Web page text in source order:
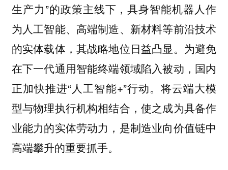
生产力”的政策主线下，具身智能机器人作
为人工智能、高端制造、新材料等前沿技术
的实体载体，其战略地位日益凸显。为避免
在下一代通用智能终端领域陷入被动，国内
正加快推进“人工智能+”行动。将云端大模
型与物理执行机构相结合，使之成为具备作
业能力的实体劳动力，是制造业向价值链中
高端攀升的重要抓手。